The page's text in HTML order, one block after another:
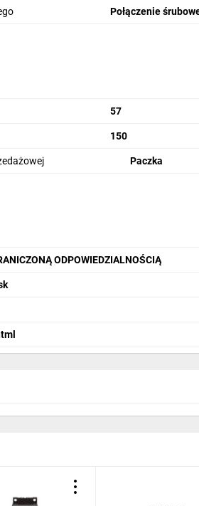
Połączenie
57
150
Paczka
ODPOWIEDZIALNOŚCIĄ